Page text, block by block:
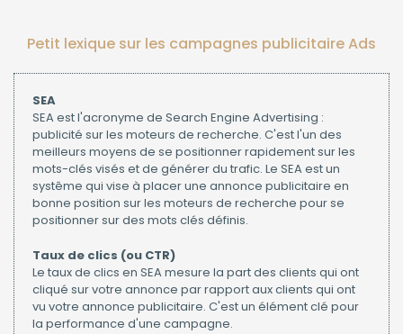
Petit lexique sur les campagnes publicitaire Ads
SEA
SEA est l'acronyme de Search Engine Advertising :
publicité sur les moteurs de recherche. C'est l'un des
meilleurs moyens de se positionner rapidement sur les
mots-clés visés et de générer du trafic. Le SEA est un
systême qui vise à placer une annonce publicitaire en
bonne position sur les moteurs de recherche pour se
positionner sur des mots clés définis.
Taux de clics (ou CTR)
Le taux de clics en SEA mesure la part des clients qui ont
cliqué sur votre annonce par rapport aux clients qui ont
vu votre annonce publicitaire. C'est un élément clé pour
la performance d'une campagne.